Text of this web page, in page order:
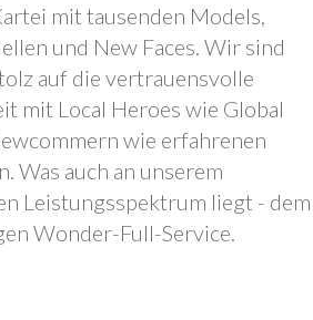
mit tausenden Models,
und New Faces. Wir sind
auf die vertrauensvolle
mit Local Heroes wie Global
wie erfahrenen
Was auch an unserem
Leistungsspektrum liegt - dem
Wonder-Full-Service.